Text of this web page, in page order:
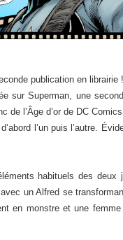
publication en
sur Superman, une
l’Âge d’or de DC
l’un puis l’autre.
habituels des
un Alfred se
en monstre et une femme